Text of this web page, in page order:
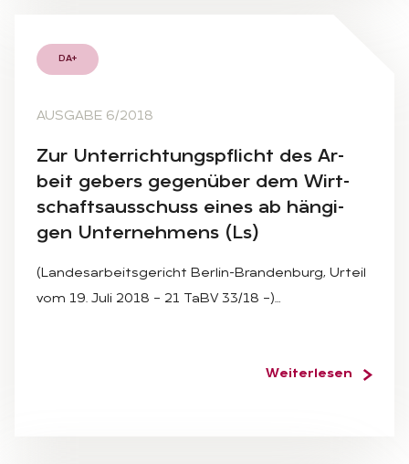
DA+
AUSGABE 6/2018
Zur Un­ter­rich­tungs­pflicht des Ar­
beit ge­bers ge­gen­über dem Wirt­
schafts­aus­schuss ei­nes ab hän­gi­
gen Un­ter­neh­mens (Ls)
(Landesarbeitsgericht Berlin-Brandenburg, Urteil
vom 19. Juli 2018 – 21 TaBV 33/18 –)…
Weiterlesen